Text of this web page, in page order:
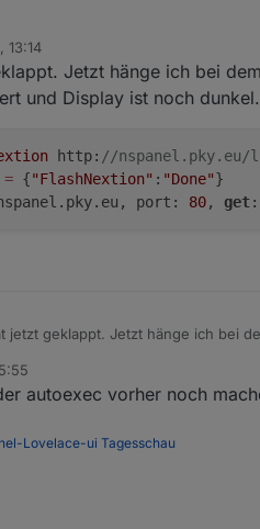
nspanel-lovelace-ui/wiki/
Ich nutze den ESP-Flasher, da
13:14
Jetzt hänge ich bei
und Display ist noch dunkel.
http: //
= {"FlashNextion" : "Done"
port: 80, get:
jetzt geklappt. Jetzt hänge ich bei
FlashNextion http://
RESULT =
autoexec vorher noch
Lovelace-ui Tagesschau